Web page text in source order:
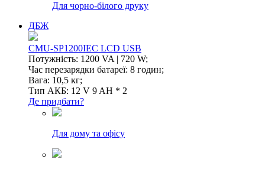
Для чорно-білого друку
ДБЖ
CMU-SP1200IEC LCD USB
Потужність: 1200 VA | 720 W;
Час перезарядки батареї: 8 годин;
Вага: 10,5 кг;
Тип АКБ: 12 V 9 AH * 2
Де придбати?
Для дому та офісу